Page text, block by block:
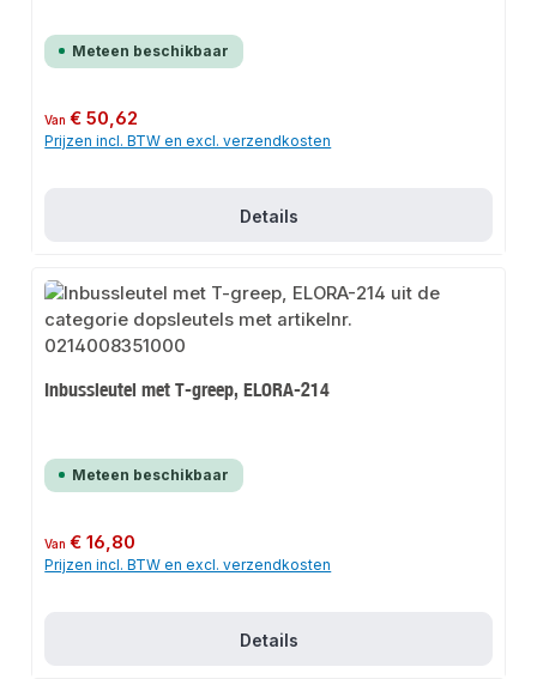
Meteen beschikbaar
Normale prijs:
Van€ 50,62
Prijzen incl. BTW en excl. verzendkosten
Details
Inbussleutel met T-greep, ELORA-214
Meteen beschikbaar
Normale prijs:
Van€ 16,80
Prijzen incl. BTW en excl. verzendkosten
Details